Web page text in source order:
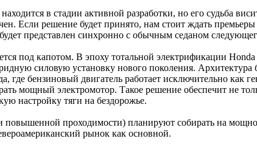
в стадии активной разработки, но его судьба
Если решение будет принято, нам стоит ждать
представлен синхронно с обычным седаном
под капотом. В эпоху тотальной электрификации Honda
силовую установку нового поколения. Архитектура
где бензиновый двигатель работает исключительно как
мощный электромотор. Такое решение обеспечит не
настройку тяги на бездорожье.
повышенной проходимости) планируют собирать на
рынок как основной.